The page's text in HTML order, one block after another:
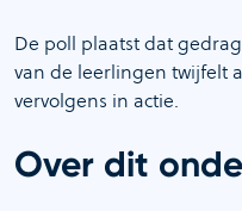
De poll plaatst dat
van de leerlingen twijfelt
vervolgens in actie.
Over dit